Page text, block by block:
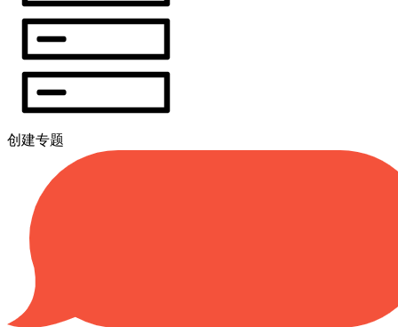
创建专题